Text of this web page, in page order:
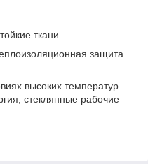
ткани.
защита
высоких температур.
стеклянные рабочие